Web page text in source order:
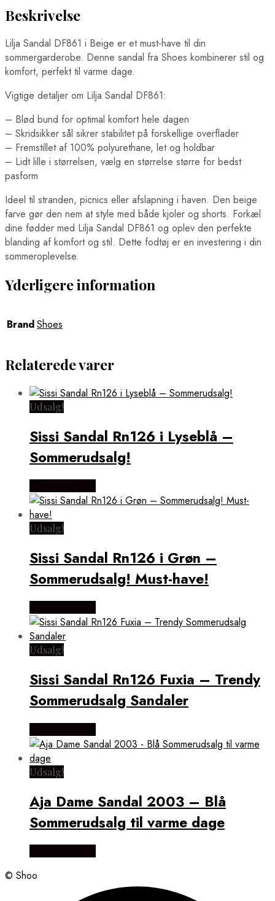
Beskrivelse
Lilja Sandal DF861 i Beige er et must-have til din
sommergarderobe. Denne sandal fra Shoes kombinerer stil og
komfort, perfekt til varme dage.
Vigtige detaljer om Lilja Sandal DF861:
– Blød bund for optimal komfort hele dagen
– Skridsikker sål sikrer stabilitet på forskellige overflader
– Fremstillet af 100% polyurethane, let og holdbar
– Lidt lille i størrelsen, vælg en størrelse større for bedst
pasform
Ideel til stranden, picnics eller afslapning i haven. Den beige
farve gør den nem at style med både kjoler og shorts. Forkæl
dine fødder med Lilja Sandal DF861 og oplev den perfekte
blanding af komfort og stil. Dette fodtøj er en investering i din
sommeroplevelse.
Yderligere information
BrandShoes
Relaterede varer
Udsalg!
Sissi Sandal Rn126 i Lyseblå –
Sommerudsalg!
Udsalg!
Sissi Sandal Rn126 i Grøn –
Sommerudsalg! Must-have!
Udsalg!
Sissi Sandal Rn126 Fuxia – Trendy
Sommerudsalg Sandaler
Udsalg!
Aja Dame Sandal 2003 – Blå
Sommerudsalg til varme dage
© Shoo